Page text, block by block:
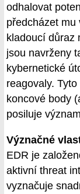
odhalovat
předcházet mu
kladoucí důraz
jsou navrženy
kybernetické
reagovaly.
koncové body
posiluje
Význačné
EDR je
aktivní threat
vyznačuje